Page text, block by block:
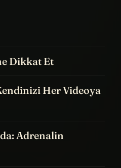
Dikkat Et
Her Videoya
Adrenalin